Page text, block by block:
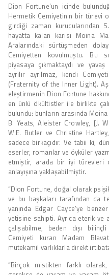
Dion Fortune’un içinde
Hermetik Cemiyetinin bir türevi
girdiği zaman kurucularından
hayatta kalan karısı Moina
Aralarındaki sürtüşmeden
Cemiyetten kovulmuştu. Bu
piyasaya çıkmaktaydı ve
ayrılır ayrılmaz, kendi
(Fraternity of the Inner Light).
eleştirmenin Dion Fortune
en ünlü ökültistler ile birlikte
bulundu: bunların arasında
B. Yeats, Aleister Crowley, [J.
W.E. Butler ve Christine
sadece birkaçıdır. Ve tabii ki,
eserler, romanlar ve öyküler
etmiştir, arada bir iyi türevleri
anlayışına yaklaşabilmiştir.
“Dion Fortune, doğal olarak
ve bu başkaları tarafından da
yanında Edgar Cayce’ye
yetisine sahipti. Ayrıca eterik
çalışabilme, beden dışı
Cemiyeti kuran Madam
mütekamil varlıklarla direkt
“Birçok mistikten farklı